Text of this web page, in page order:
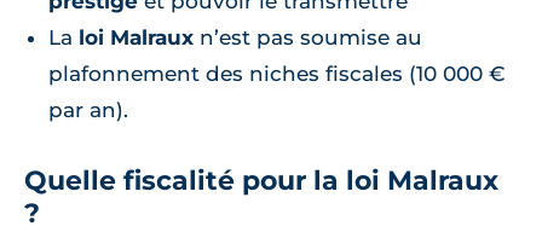
La loi Malraux n’est pas soumise au
plafonnement des niches fiscales (10 000 €
par an).
Quelle fiscalité pour la loi Malraux
?